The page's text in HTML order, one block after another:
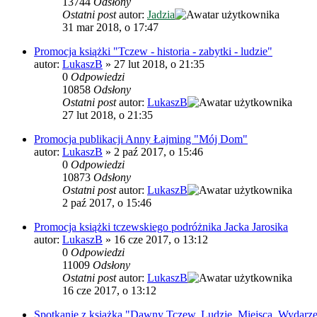
Ostatni postautor: Jadzia
31 mar 2018, o 17:47
Promocja książki "Tczew - historia - zabytki - ludzie"
autor: LukaszB » 27 lut 2018, o 21:35
0 Odpowiedzi
10858 Odsłony
Ostatni postautor: LukaszB
27 lut 2018, o 21:35
Promocja publikacji Anny Łajming "Mój Dom"
autor: LukaszB » 2 paź 2017, o 15:46
0 Odpowiedzi
10873 Odsłony
Ostatni postautor: LukaszB
2 paź 2017, o 15:46
Promocja książki tczewskiego podróżnika Jacka Jarosika
autor: LukaszB » 16 cze 2017, o 13:12
0 Odpowiedzi
11009 Odsłony
Ostatni postautor: LukaszB
16 cze 2017, o 13:12